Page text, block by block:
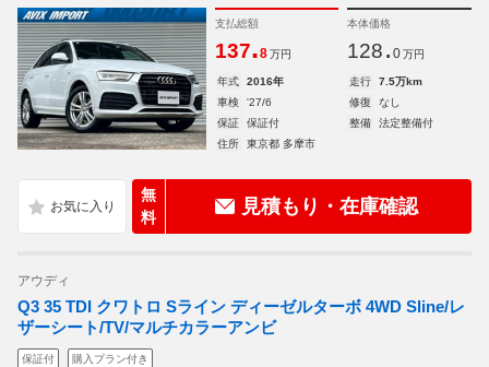
支払総額
137.8 万円
本体価格
128. 0 万円
年式 2016年 走行
7.5万km
車検
'27/6 修復
なし
保証
保証付 整備
法定整備付
住所
東京都 多摩市
無
料
見積もり・在庫確認
アウディ
Q3 35 TDI クワトロ Sライン ディーゼルターボ 4WD Sline/レ
ザーシート/TV/マルチカラーアンビ
保証付 購入プラン付き